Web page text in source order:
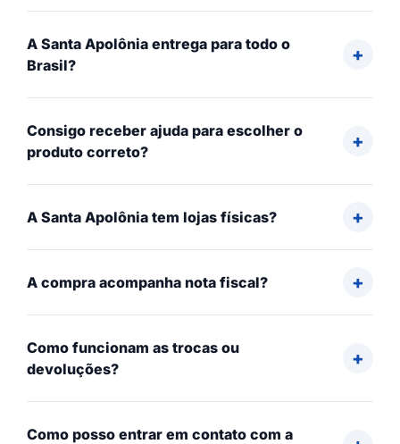
A Santa Apolônia entrega para todo o
Brasil?
Consigo receber ajuda para escolher o
produto correto?
A Santa Apolônia tem lojas físicas?
A compra acompanha nota fiscal?
Como funcionam as trocas ou
devoluções?
Como posso entrar em contato com a